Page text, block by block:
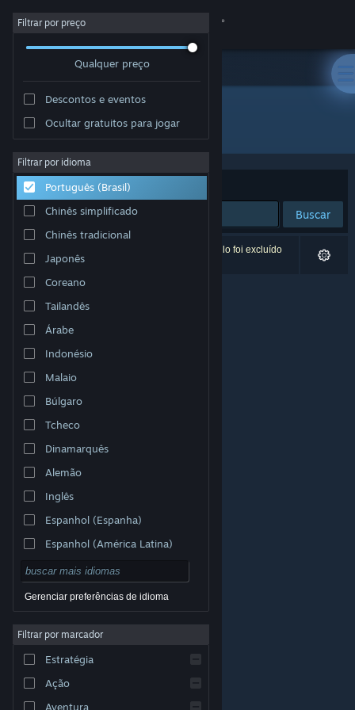
Iniciar sessão
Sobre
Suporte
Alterar idioma
Baixe o aplicativo móvel do Steam
Ver versão para computadores
© Valve Corporation. Todos os direitos reservados.
respectivos donos nos EUA e em outros países.
Acessibilidade
Reembolsos|Cookies
Filtrar por preço
Qualquer preço
Descontos e eventos
Ocultar gratuitos para jogar
Filtrar por idioma
Português (Brasil)
Chinês simplificado
Chinês tradicional
Japonês
Coreano
Tailandês
Árabe
Indonésio
Malaio
Búlgaro
Tcheco
Dinamarquês
Alemão
Inglês
Espanhol (Espanha)
Espanhol (América Latina)
Gerenciar preferências de idioma
Filtrar por marcador
Estratégia
Ação
Aventura
Desenvolvedor: Hauskaz
Ordenar por Relevância
Buscar
0 resultados correspondem à sua busca. Um título foi excluído
de acordo com as suas preferências.